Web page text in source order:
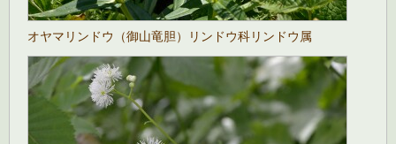
オヤマリンドウ（御山竜胆）リンドウ科リンドウ属